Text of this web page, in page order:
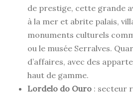
de prestige, cette grande
à la mer et abrite palais,
monuments culturels
ou le musée Serralves.
d’affaires, avec des
haut de gamme.
Lordelo do Ouro : secteur